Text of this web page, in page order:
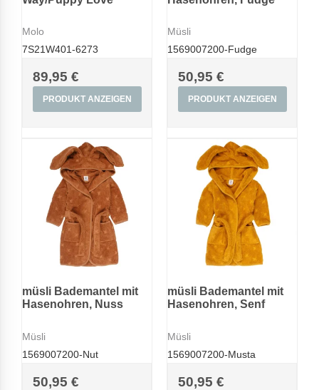
Molo
7S21W401-6273
89,95 €
PRODUKT ANZEIGEN
Müsli
1569007200-Fudge
50,95 €
PRODUKT ANZEIGEN
müsli Bademantel mit
Hasenohren, Nuss
Müsli
1569007200-Nut
50,95 €
müsli Bademantel mit
Hasenohren, Senf
Müsli
1569007200-Musta
50,95 €